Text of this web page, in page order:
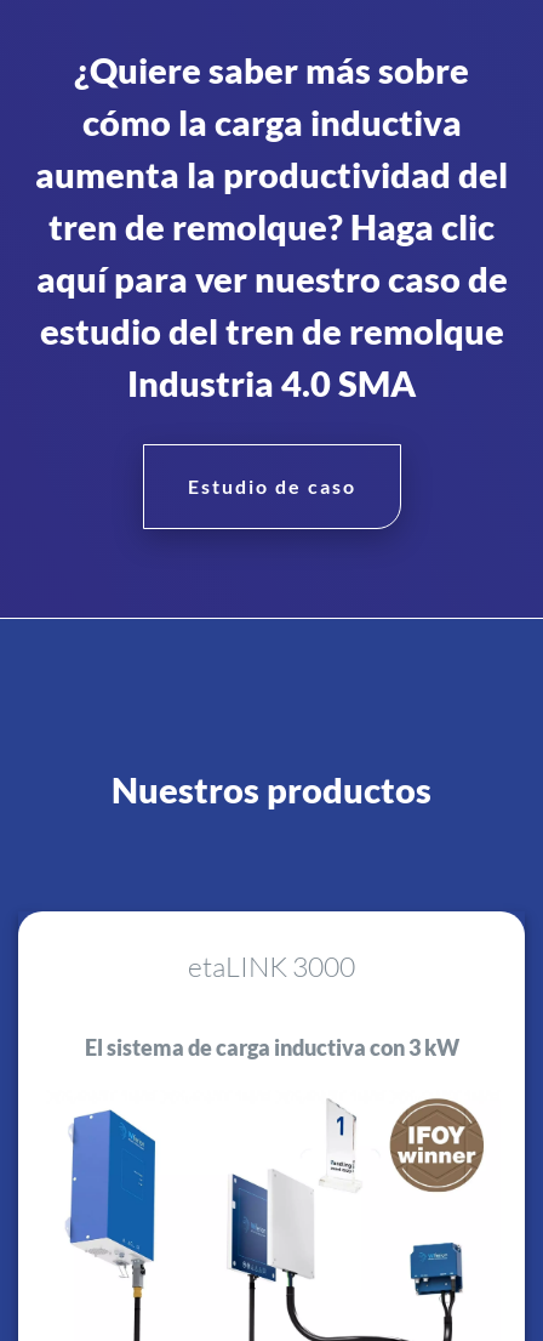
¿Quiere saber más sobre
cómo la carga inductiva
aumenta la productividad del
tren de remolque? Haga clic
aquí para ver nuestro caso de
estudio del tren de remolque
Industria 4.0 SMA
Estudio de caso
Nuestros productos
etaLINK 3000
El sistema de carga inductiva con 3 kW